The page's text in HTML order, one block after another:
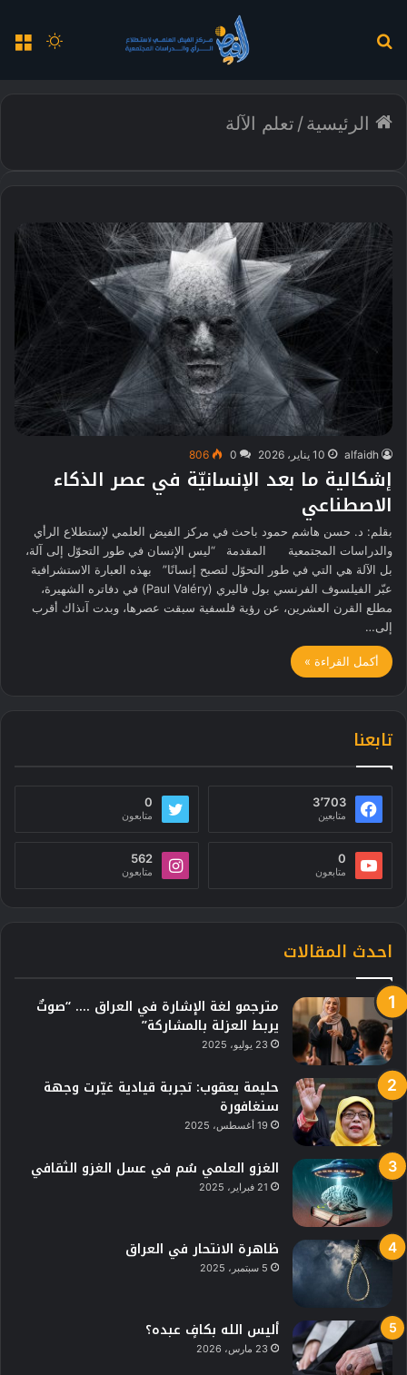
الوضع
الرئيسية/ تعلم الآلة
alfaidh 10 يناير، 2026 0
806
إشكالية ما بعد الإنسانيّة في عصر الذكاء
الاصطناعي
بقلم: د. حسن هاشم حمود باحث في مركز الفيض العلمي لإستطلاع الرأي
والدراسات المجتمعية المقدمة “ليس الإنسان في طور التحوّل إلى آلة،
بل الآلة هي التي في طور التحوّل لتصبح إنسانًا” بهذه العبارة الاستشرافية
عبّر الفيلسوف الفرنسي بول فاليري (Paul Valéry) في دفاتره الشهيرة،
مطلع القرن العشرين، عن رؤية فلسفية سبقت عصرها، وبدت آنذاك أقرب
إلى…
أكمل القراءة »
تابعنا
3٬703
متابعين
0
متابعون
0
متابعون
562
متابعون
احدث المقالات
مترجمو لغة الإشارة في العراق …. “صوتٌ
يربط العزلة بالمشاركة”
23 يوليو، 2025
حليمة يعقوب: تجربة قيادية غيّرت وجهة
سنغافورة
19 أغسطس، 2025
الغزو العلمي سُم في عسل الغزو الثقافي
21 فبراير، 2025
ظاهرة الانتحار في العراق
5 سبتمبر، 2025
أليس الله بكافٍ عبده؟
23 مارس، 2026